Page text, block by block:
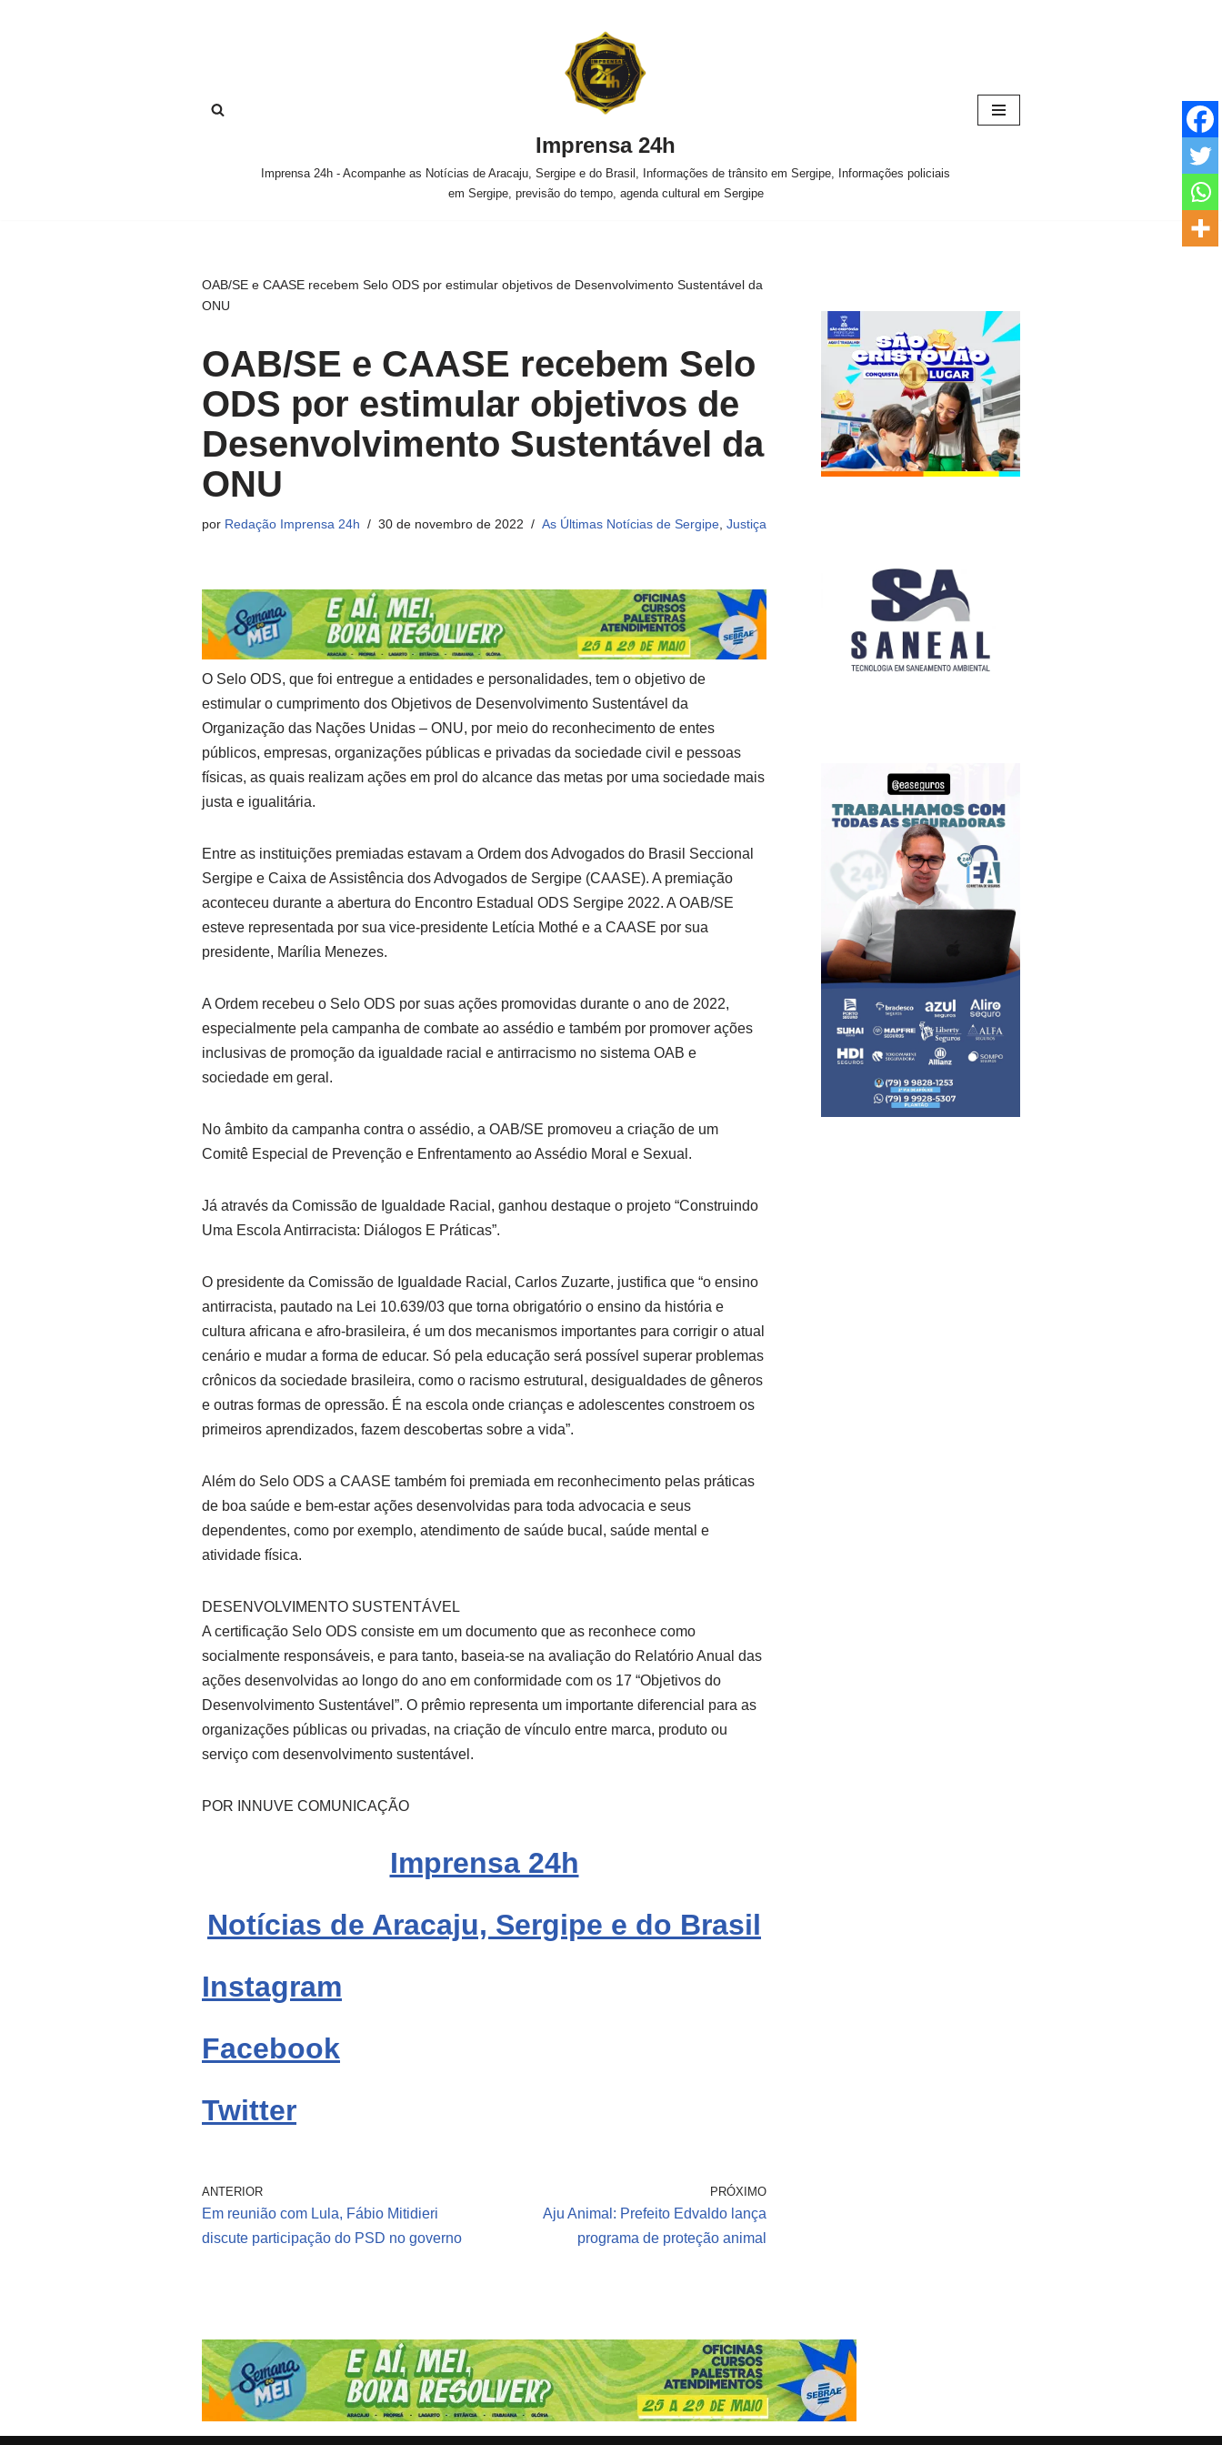
Imprensa 24h
Imprensa 24h - Acompanhe as Notícias de Aracaju, Sergipe e do Brasil, Informações de trânsito em Sergipe, Informações policiais
em Sergipe, previsão do tempo, agenda cultural em Sergipe
OAB/SE e CAASE recebem Selo ODS por estimular objetivos de Desenvolvimento Sustentável da
ONU
OAB/SE e CAASE recebem Selo
ODS por estimular objetivos de
Desenvolvimento Sustentável da
ONU
por Redação Imprensa 24h 30 de novembro de 2022 As Últimas Notícias de Sergipe Justiça
O Selo ODS, que foi entregue a entidades e personalidades, tem o objetivo de
estimular o cumprimento dos Objetivos de Desenvolvimento Sustentável da
Organização das Nações Unidas – ONU, рог meio do reconhecimento de entes
públicos, empresas, organizações públicas e privadas da sociedade civil e pessoas
físicas, as quais realizam ações em prol do alcance das metas por uma sociedade mais
justa e igualitária.
Entre as instituições premiadas estavam a Ordem dos Advogados do Brasil Seccional
Sergipe e Caixa de Assistência dos Advogados de Sergipe (CAASE). A premiação
aconteceu durante a abertura do Encontro Estadual ODS Sergipe 2022. A OAB/SE
esteve representada por sua vice-presidente Letícia Mothé e a CAASE por sua
presidente, Marília Menezes.
A Ordem recebeu o Selo ODS por suas ações promovidas durante o ano de 2022,
especialmente pela campanha de combate ao assédio e também por promover ações
inclusivas de promoção da igualdade racial e antirracismo no sistema OAB e
sociedade em geral.
No âmbito da campanha contra o assédio, a OAB/SE promoveu a criação de um
Comitê Especial de Prevenção e Enfrentamento ao Assédio Moral e Sexual.
Já através da Comissão de Igualdade Racial, ganhou destaque o projeto “Construindo
Uma Escola Antirracista: Diálogos E Práticas”.
O presidente da Comissão de Igualdade Racial, Carlos Zuzarte, justifica que “o ensino
antirracista, pautado na Lei 10.639/03 que torna obrigatório o ensino da história e
cultura africana e afro-brasileira, é um dos mecanismos importantes para corrigir o atual
cenário e mudar a forma de educar. Só pela educação será possível superar problemas
crônicos da sociedade brasileira, como o racismo estrutural, desigualdades de gêneros
e outras formas de opressão. É na escola onde crianças e adolescentes constroem os
primeiros aprendizados, fazem descobertas sobre a vida”.
Além do Selo ODS a CAASE também foi premiada em reconhecimento pelas práticas
de boa saúde e bem-estar ações desenvolvidas para toda advocacia e seus
dependentes, como por exemplo, atendimento de saúde bucal, saúde mental e
atividade física.
DESENVOLVIMENTO SUSTENTÁVEL
A certificação Selo ODS consiste em um documento que as reconhece como
socialmente responsáveis, e para tanto, baseia-se na avaliação do Relatório Anual das
ações desenvolvidas ao longo do ano em conformidade com os 17 “Objetivos do
Desenvolvimento Sustentável”. O prêmio representa um importante diferencial para as
organizações públicas ou privadas, na criação de vínculo entre marca, produto ou
serviço com desenvolvimento sustentável.
POR INNUVE COMUNICAÇÃO
Imprensa 24h
Notícias de Aracaju, Sergipe e do Brasil
Instagram
Facebook
Twitter
ANTERIOR
Em reunião com Lula, Fábio Mitidieri
discute participação do PSD no governo
PRÓXIMO
Aju Animal: Prefeito Edvaldo lança
programa de proteção animal